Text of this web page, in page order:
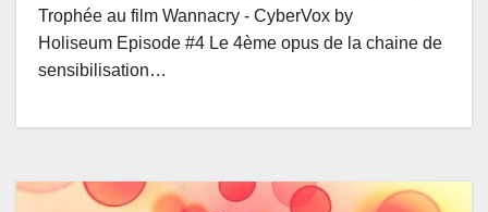
Trophée au film Wannacry - CyberVox by
Holiseum Episode #4 Le 4ème opus de la chaine de
sensibilisation…